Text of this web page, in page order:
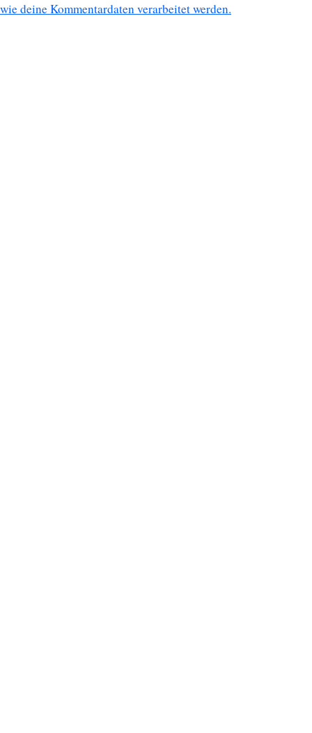
wie deine Kommentardaten verarbeitet werden.